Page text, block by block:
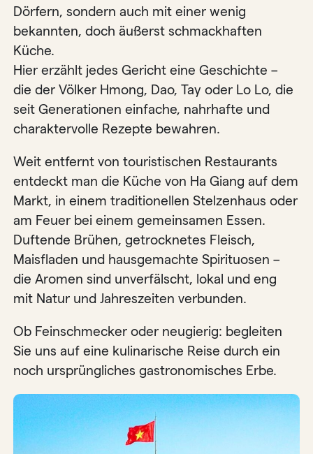
Dörfern, sondern auch mit einer wenig
bekannten, doch äußerst schmackhaften
Küche.
Hier erzählt jedes Gericht eine Geschichte –
die der Völker Hmong, Dao, Tay oder Lo Lo, die
seit Generationen einfache, nahrhafte und
charaktervolle Rezepte bewahren.
Weit entfernt von touristischen Restaurants
entdeckt man die Küche von Ha Giang auf dem
Markt, in einem traditionellen Stelzenhaus oder
am Feuer bei einem gemeinsamen Essen.
Duftende Brühen, getrocknetes Fleisch,
Maisfladen und hausgemachte Spirituosen –
die Aromen sind unverfälscht, lokal und eng
mit Natur und Jahreszeiten verbunden.
Ob Feinschmecker oder neugierig: begleiten
Sie uns auf eine kulinarische Reise durch ein
noch ursprüngliches gastronomisches Erbe.